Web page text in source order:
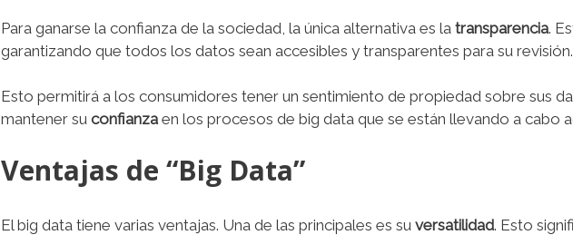
Para ganarse la confianza de la sociedad, la única alternativa es la transparencia.
garantizando que todos los datos sean accesibles y transparentes para su revisión.
Esto permitirá a los consumidores tener un sentimiento de propiedad sobre sus
mantener su confianza en los procesos de big data que se están llevando a cabo
Ventajas de “Big Data”
El big data tiene varias ventajas. Una de las principales es su versatilidad. Esto